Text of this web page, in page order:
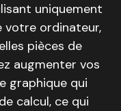
uniquement
votre ordinateur,
pièces de
augmenter vos
graphique qui
calcul, ce qui